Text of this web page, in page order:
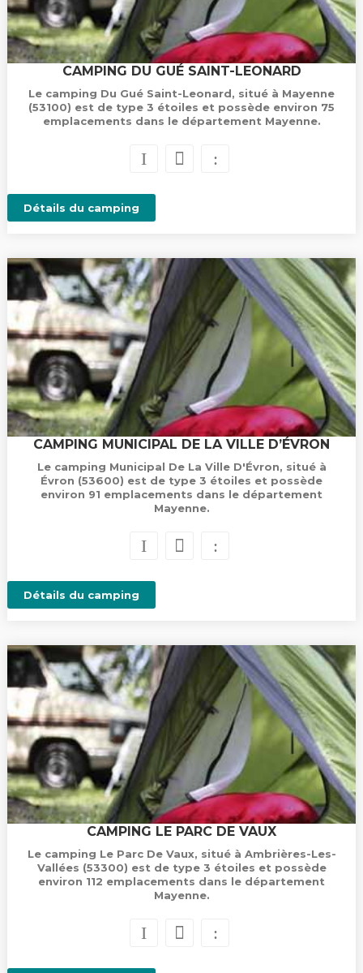
CAMPING DU GUÉ SAINT-LEONARD
Le camping Du Gué Saint-Leonard, situé à Mayenne
(53100) est de type 3 étoiles et possède environ 75
emplacements dans le département Mayenne.
Détails du camping
CAMPING MUNICIPAL DE LA VILLE D’ÉVRON
Le camping Municipal De La Ville D'Évron, situé à
Évron (53600) est de type 3 étoiles et possède
environ 91 emplacements dans le département
Mayenne.
Détails du camping
CAMPING LE PARC DE VAUX
Le camping Le Parc De Vaux, situé à Ambrières-Les-
Vallées (53300) est de type 3 étoiles et possède
environ 112 emplacements dans le département
Mayenne.